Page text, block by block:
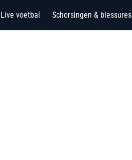
Live voetbal Schorsingen & blessures